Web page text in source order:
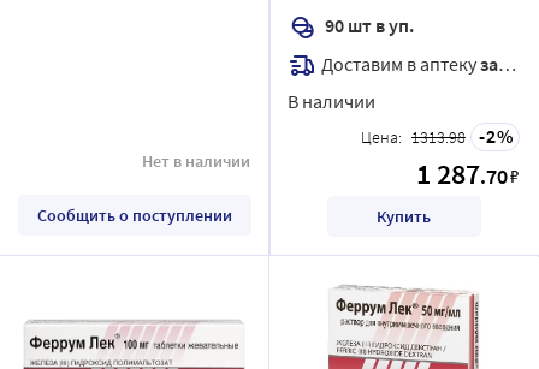
Нет в наличии
Сообщить о поступлении
90 шт в уп.
Доставим в аптекузавтра
В наличии
Цена: 1313.98 2
1 287.70₽
Купить